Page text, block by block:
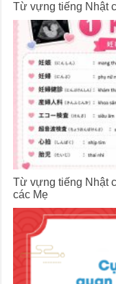
Từ vựng tiếng Nhật
Từ vựng tiếng Nhật
các Mẹ